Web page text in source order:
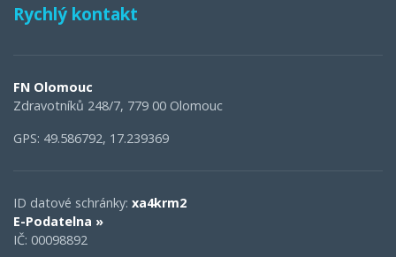
Rychlý kontakt
FN Olomouc
Zdravotníků 248/7, 779 00 Olomouc
GPS: 49.586792, 17.239369
ID datové schránky: xa4krm2
E-Podatelna »
IČ: 00098892